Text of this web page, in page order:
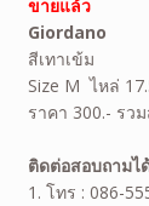
ขายแล้ว
Giordano
สีเทาเข้ม
Size M ไหล่
ราคา 300.- รว
ติดต่อสอบถามไ
1. โทร : 086-